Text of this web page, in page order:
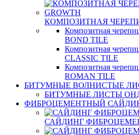
КОМПОЗИТНАЯ
Композитная
BOND TILE
Композитная
CLASSIC TILE
Композитная
ROMAN TILE
БИТУМНЫЕ ВОЛНИСТЫЕ
БИТУМНЫЕ ЛИСТЫ
ФИБРОЦЕМЕНТНЫЙ
САЙДИНГ